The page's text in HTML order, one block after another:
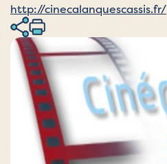
http://cinecalanquescassis.fr/